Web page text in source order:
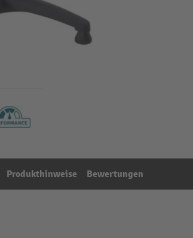
Produkthinweise Bewertungen